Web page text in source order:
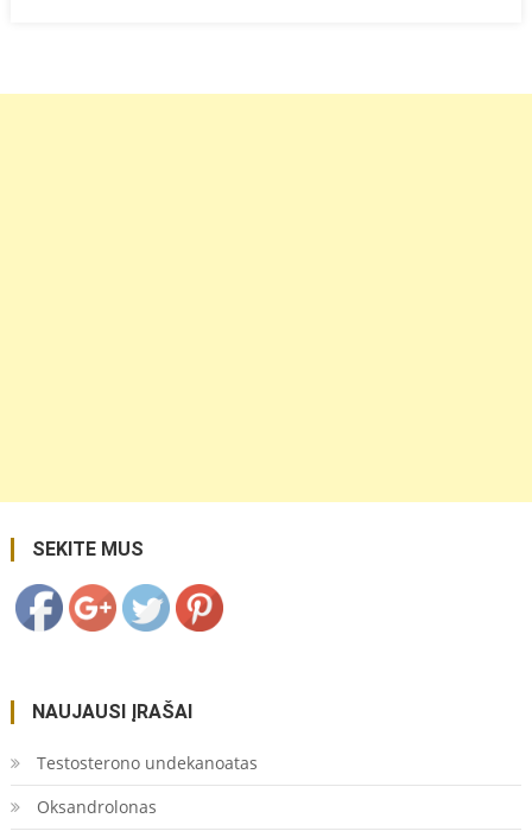
SEKITE MUS
https://coupon.lt/tag/kanalizacinio/">
NAUJAUSI ĮRAŠAI
Testosterono undekanoatas
Oksandrolonas